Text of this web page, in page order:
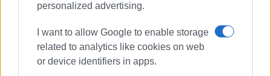
personalized advertising.
I want to allow Google to enable storage
related to analytics like cookies on web
or device identifiers in apps.
Πολιτισμού από το 2021, είναι άρρηκτα συνδεδεμένες
με την κερκυραϊκή κουλούρα κατά τη διάρκεια του
τριήμερου εορτασμού του Αγίου Σπυρίδωνα στην